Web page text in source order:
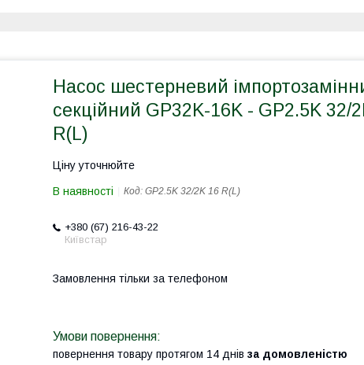
Насос шестерневий
секційний GP32K-16K - GP2.5K 32/
R(L)
Ціну уточнюйте
В наявності Код: GP2.5K 32/2K 16 R(L)
+380 (67) 216-43-22
Київстар
Замовлення тільки за телефоном
повернення товару протягом 14 днів за домовленістю